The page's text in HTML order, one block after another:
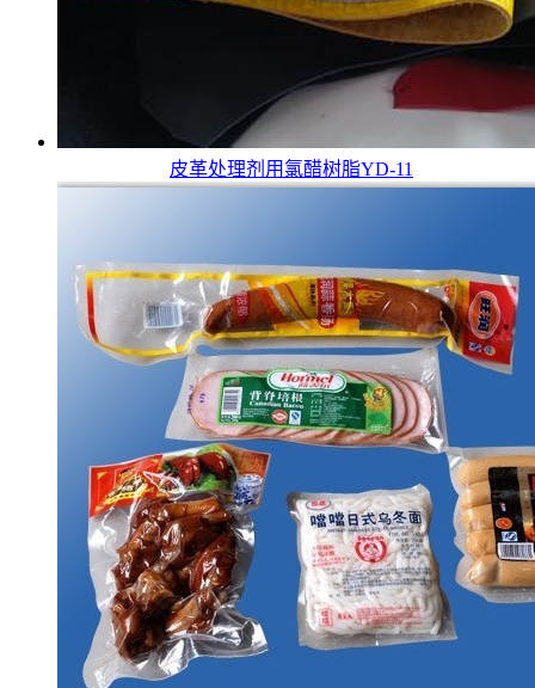
皮革处理剂用氯醋树脂YD-11